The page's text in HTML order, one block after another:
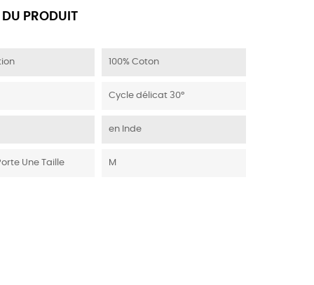
DU PRODUIT
100% Coton
Cycle délicat 30°
en Inde
Une Taille M